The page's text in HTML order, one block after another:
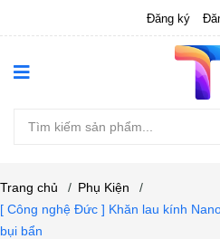
Đăng ký
Trang chủ / Phụ Kiện
/
[ Công nghệ Đức ] Khăn lau kính
bụi bẩn